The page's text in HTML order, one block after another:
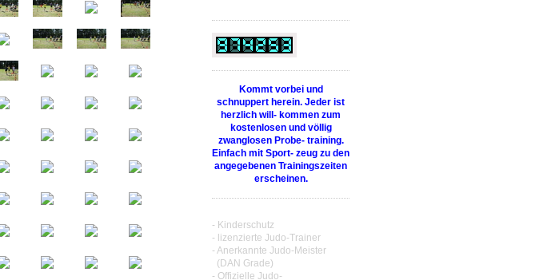
Kommt vorbei und
schnuppert herein. Jeder ist
herzlich will- kommen zum
kostenlosen und völlig
zwanglosen Probe- training.
Einfach mit Sport- zeug zu den
angegebenen Trainingszeiten
erscheinen.
- Kinderschutz
- lizenzierte Judo-Trainer
- Anerkannte Judo-Meister
(DAN Grade)
- Offizielle Judo-